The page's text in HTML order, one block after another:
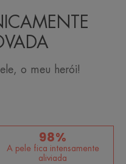
o meu herói!
98%
A pele fica intensamente
aliviada